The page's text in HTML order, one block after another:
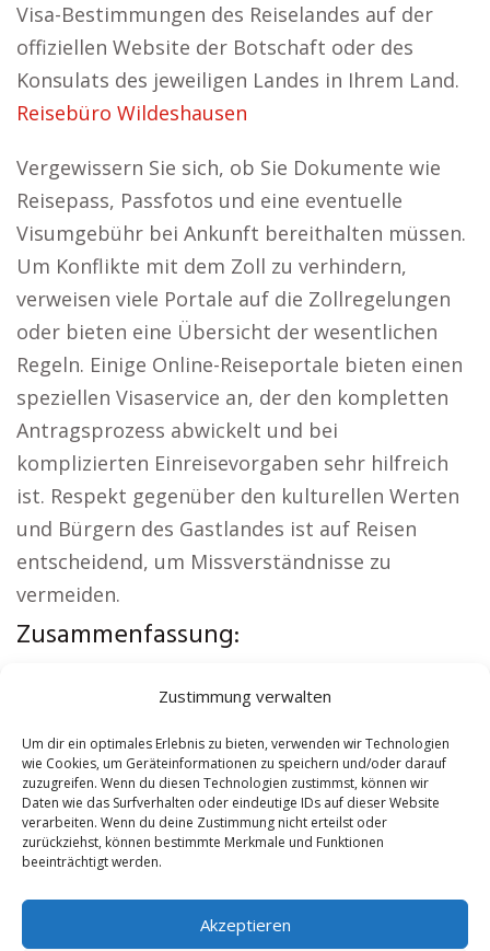
Zustimmung verwalten
Um dir ein optimales Erlebnis zu bieten, verwenden wir Technologien
wie Cookies, um Geräteinformationen zu speichern und/oder darauf
zuzugreifen. Wenn du diesen Technologien zustimmst, können wir
Daten wie das Surfverhalten oder eindeutige IDs auf dieser Website
verarbeiten. Wenn du deine Zustimmung nicht erteilst oder
zurückziehst, können bestimmte Merkmale und Funktionen
beeinträchtigt werden.
Akzeptieren
Visa-Bestimmungen des Reiselandes auf der
offiziellen Website der Botschaft oder des
Konsulats des jeweiligen Landes in Ihrem Land.
Reisebüro Wildeshausen
Vergewissern Sie sich, ob Sie Dokumente wie
Reisepass, Passfotos und eine eventuelle
Visumgebühr bei Ankunft bereithalten müssen.
Um Konflikte mit dem Zoll zu verhindern,
verweisen viele Portale auf die Zollregelungen
oder bieten eine Übersicht der wesentlichen
Regeln. Einige Online-Reiseportale bieten einen
speziellen Visaservice an, der den kompletten
Antragsprozess abwickelt und bei
komplizierten Einreisevorgaben sehr hilfreich
ist. Respekt gegenüber den kulturellen Werten
und Bürgern des Gastlandes ist auf Reisen
entscheidend, um Missverständnisse zu
vermeiden.
Zusammenfassung:
Versicherung Vogtsburg|Wohnung mieten
Vogtsburg|Schamane Vogtsburg|Reisebüro
Vogtsburg|Versicherung Vogtsburg
Contents [show]
No tags for this post.